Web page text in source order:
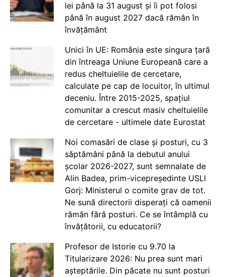
lei până la 31 august și îi pot folosi
până în august 2027 dacă rămân în
învățământ
Unici în UE: România este singura țară
din întreaga Uniune Europeană care a
redus cheltuielile de cercetare,
calculate pe cap de locuitor, în ultimul
deceniu. Între 2015-2025, spațiul
comunitar a crescut masiv cheltuielile
de cercetare - ultimele date Eurostat
Noi comasări de clase și posturi, cu 3
săptămâni până la debutul anului
școlar 2026-2027, sunt semnalate de
Alin Badea, prim-vicepreședinte USLI
Gorj: Ministerul o comite grav de tot.
Ne sună directorii disperați că oamenii
rămân fără posturi. Ce se întâmplă cu
învățătorii, cu educatorii?
Profesor de Istorie cu 9.70 la
Titularizare 2026: Nu prea sunt mari
așteptările. Din păcate nu sunt posturi